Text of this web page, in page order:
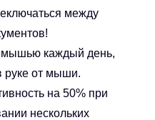
между
мышью каждый день,
руке от мыши.
на 50% при
нескольких